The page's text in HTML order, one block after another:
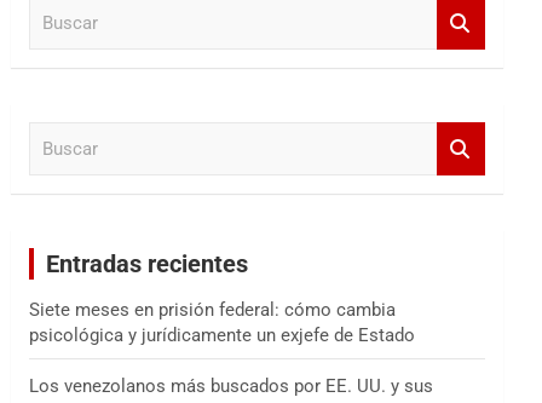
Entradas recientes
Siete meses en prisión federal: cómo cambia
psicológica y jurídicamente un exjefe de Estado
Los venezolanos más buscados por EE. UU. y sus